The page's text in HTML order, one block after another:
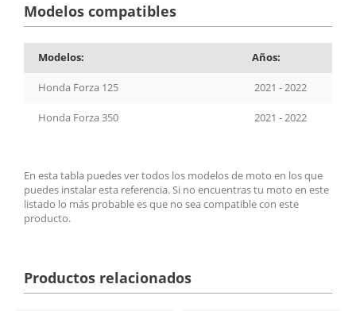
Modelos compatibles
Modelos: Años:
Honda Forza 125 2021 - 2022
Honda Forza 350 2021 - 2022
En esta tabla puedes ver todos los modelos de moto en los que
puedes instalar esta referencia. Si no encuentras tu moto en este
listado lo más probable es que no sea compatible con este
producto.
Productos relacionados